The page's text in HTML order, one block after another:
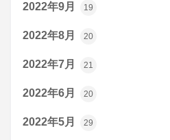
2022年9月 19
2022年8月 20
2022年7月 21
2022年6月 20
2022年5月 29